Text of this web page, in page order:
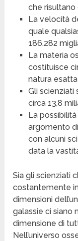
che
La velocità
quale
186.282
La materia
costituisce
natura
Gli scienziati
circa 13,8
La
argomento
con alcuni
data la
Sia gli scienziati
costantemente
dimensioni
galassie ci siano
dimensione di
Nell’universo